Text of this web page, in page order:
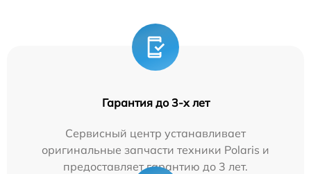
Гарантия до 3-х лет
Сервисный центр устанавливает
оригинальные запчасти техники Polaris и
предоставляет гарантию до 3 лет.